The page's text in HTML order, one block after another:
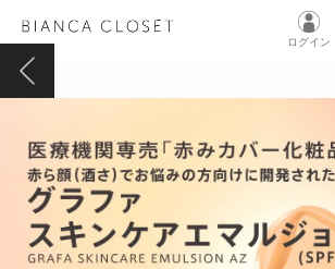
ログイン
TOP
MY ACCOUNT
CART